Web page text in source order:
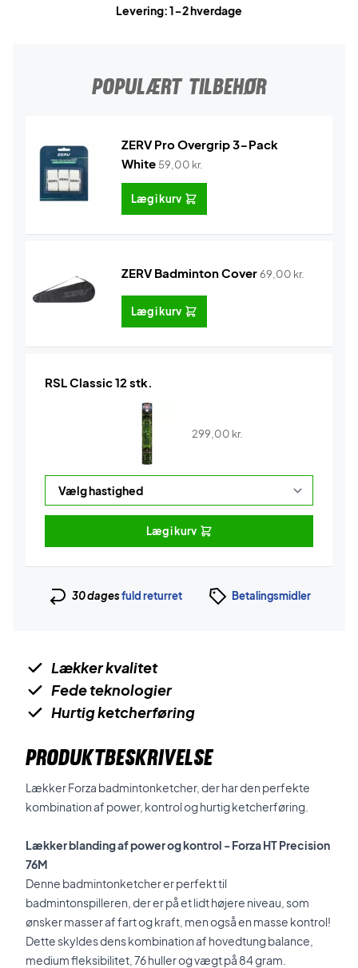
Levering: 1-2 hverdage
POPULÆRT TILBEHØR
ZERV Pro Overgrip 3-Pack
White 59,00 kr.
Læg i kurv
ZERV Badminton Cover69,00 kr.
Læg i kurv
RSL Classic 12 stk.
299,00 kr.
Læg i kurv
30 dagesfuld returret Betalingsmidler
Lækker kvalitet
Fede teknologier
Hurtig ketcherføring
PRODUKTBESKRIVELSE
Lækker Forza badmintonketcher, der har den perfekte
kombination af power, kontrol og hurtig ketcherføring.
Lækker blanding af power og kontrol - Forza HT Precision
76M
Denne badmintonketcher er perfekt til
badmintonspilleren, der er på et lidt højere niveau, som
ønsker masser af fart og kraft, men også en masse kontrol!
Dette skyldes dens kombination af hovedtung balance,
medium fleksibilitet, 76 huller og vægt på 84 gram.